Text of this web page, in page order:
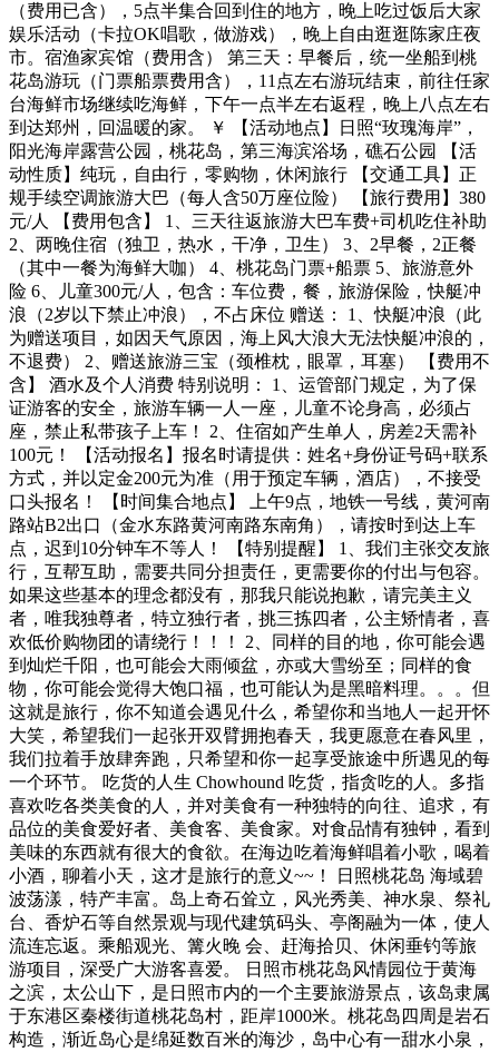
（费用已含），5点半集合回到住的地方，晚上吃过饭后大家
娱乐活动（卡拉OK唱歌，做游戏），晚上自由逛逛陈家庄夜
市。宿渔家宾馆（费用含） 第三天：早餐后，统一坐船到桃
花岛游玩（门票船票费用含），11点左右游玩结束，前往任家
台海鲜市场继续吃海鲜，下午一点半左右返程，晚上八点左右
到达郑州，回温暖的家。 ￥ 【活动地点】日照“玫瑰海岸”，
阳光海岸露营公园，桃花岛，第三海滨浴场，礁石公园 【活
动性质】纯玩，自由行，零购物，休闲旅行 【交通工具】正
规手续空调旅游大巴（每人含50万座位险） 【旅行费用】380
元/人 【费用包含】 1、三天往返旅游大巴车费+司机吃住补助
2、两晚住宿（独卫，热水，干净，卫生） 3、2早餐，2正餐
（其中一餐为海鲜大咖） 4、桃花岛门票+船票 5、旅游意外
险 6、儿童300元/人，包含：车位费，餐，旅游保险，快艇冲
浪（2岁以下禁止冲浪），不占床位 赠送： 1、快艇冲浪（此
为赠送项目，如因天气原因，海上风大浪大无法快艇冲浪的，
不退费） 2、赠送旅游三宝（颈椎枕，眼罩，耳塞） 【费用不
含】 酒水及个人消费 特别说明： 1、运管部门规定，为了保
证游客的安全，旅游车辆一人一座，儿童不论身高，必须占
座，禁止私带孩子上车！ 2、住宿如产生单人，房差2天需补
100元！ 【活动报名】报名时请提供：姓名+身份证号码+联系
方式，并以定金200元为准（用于预定车辆，酒店），不接受
口头报名！ 【时间集合地点】 上午9点，地铁一号线，黄河南
路站B2出口（金水东路黄河南路东南角），请按时到达上车
点，迟到10分钟车不等人！ 【特别提醒】 1、我们主张交友旅
行，互帮互助，需要共同分担责任，更需要你的付出与包容。
如果这些基本的理念都没有，那我只能说抱歉，请完美主义
者，唯我独尊者，特立独行者，挑三拣四者，公主矫情者，喜
欢低价购物团的请绕行！！！ 2、同样的目的地，你可能会遇
到灿烂千阳，也可能会大雨倾盆，亦或大雪纷至；同样的食
物，你可能会觉得大饱口福，也可能认为是黑暗料理。。。但
这就是旅行，你不知道会遇见什么，希望你和当地人一起开怀
大笑，希望我们一起张开双臂拥抱春天，我更愿意在春风里，
我们拉着手放肆奔跑，只希望和你一起享受旅途中所遇见的每
一个环节。 吃货的人生 Chowhound 吃货，指贪吃的人。多指
喜欢吃各类美食的人，并对美食有一种独特的向往、追求，有
品位的美食爱好者、美食客、美食家。对食品情有独钟，看到
美味的东西就有很大的食欲。在海边吃着海鲜唱着小歌，喝着
小酒，聊着小天，这才是旅行的意义~~！ 日照桃花岛 海域碧
波荡漾，特产丰富。岛上奇石耸立，风光秀美、神水泉、祭礼
台、香炉石等自然景观与现代建筑码头、亭阁融为一体，使人
流连忘返。乘船观光、篝火晚 会、赶海拾贝、休闲垂钓等旅
游项目，深受广大游客喜爱。 日照市桃花岛风情园位于黄海
之滨，太公山下，是日照市内的一个主要旅游景点，该岛隶属
于东港区秦楼街道桃花岛村，距岸1000米。桃花岛四周是岩石
构造，渐近岛心是绵延数百米的海沙，岛中心有一甜水小泉，